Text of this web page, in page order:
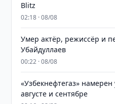
Blitz
02:18 · 08/08
Умер актёр, режиссёр и
Убайдуллаев
00:22 · 08/08
«Узбекнефтегаз»
августе и сентябре